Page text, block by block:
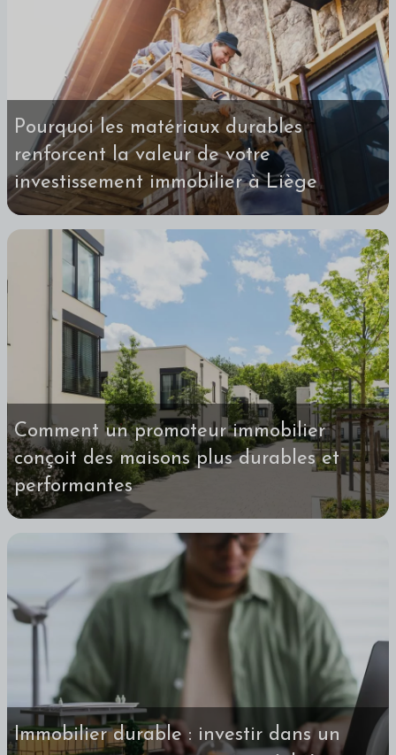
Pourquoi les matériaux durables
renforcent la valeur de votre
investissement immobilier à Liège
Comment un promoteur immobilier
conçoit des maisons plus durables et
performantes
Immobilier durable : investir dans un